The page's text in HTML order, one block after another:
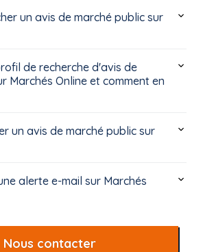
un avis de marché public sur
de recherche d'avis de
Marchés Online et comment en
un avis de marché public sur
alerte e-mail sur Marchés
Nous contacter